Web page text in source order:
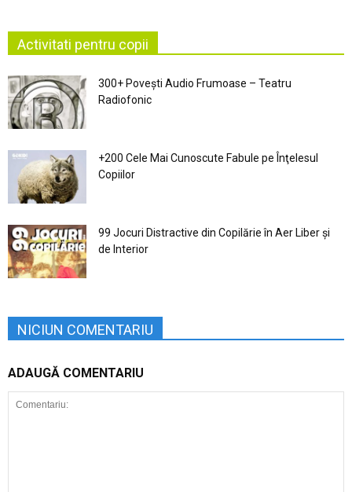
Activitati pentru copii
300+ Povești Audio Frumoase – Teatru
Radiofonic
+200 Cele Mai Cunoscute Fabule pe Înţelesul
Copiilor
99 Jocuri Distractive din Copilărie în Aer Liber şi
de Interior
NICIUN COMENTARIU
ADAUGĂ COMENTARIU